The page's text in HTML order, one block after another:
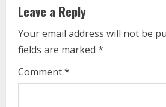
n
u
e
R
Leave a Reply
Your email address will not be
fields are marked *
Comment*